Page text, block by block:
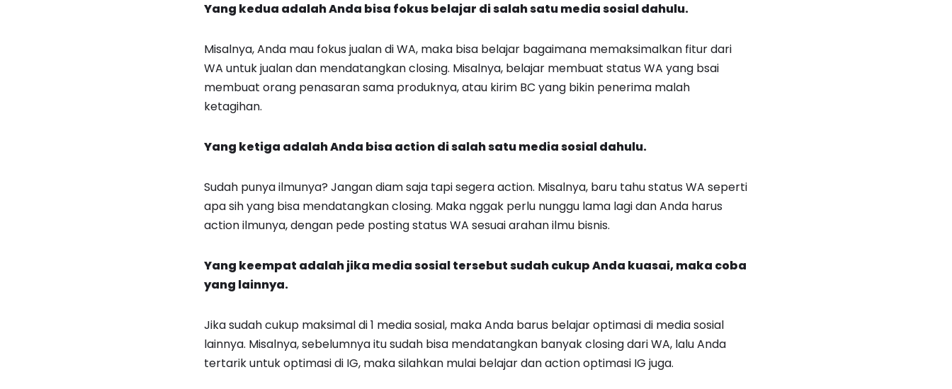
Yang kedua adalah Anda bisa fokus belajar di salah satu media sosial dahulu.
Misalnya, Anda mau fokus jualan di WA, maka bisa belajar bagaimana memaksimalkan fitur dari
WA untuk jualan dan mendatangkan closing. Misalnya, belajar membuat status WA yang bsai
membuat orang penasaran sama produknya, atau kirim BC yang bikin penerima malah
ketagihan.
Yang ketiga adalah Anda bisa action di salah satu media sosial dahulu.
Sudah punya ilmunya? Jangan diam saja tapi segera action. Misalnya, baru tahu status WA seperti
apa sih yang bisa mendatangkan closing. Maka nggak perlu nunggu lama lagi dan Anda harus
action ilmunya, dengan pede posting status WA sesuai arahan ilmu bisnis.
Yang keempat adalah jika media sosial tersebut sudah cukup Anda kuasai, maka coba
yang lainnya.
Jika sudah cukup maksimal di 1 media sosial, maka Anda barus belajar optimasi di media sosial
lainnya. Misalnya, sebelumnya itu sudah bisa mendatangkan banyak closing dari WA, lalu Anda
tertarik untuk optimasi di IG, maka silahkan mulai belajar dan action optimasi IG juga.